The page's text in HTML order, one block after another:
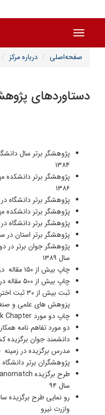
Toggle navigation
صفحه‌اصلی درباره مرکز
دستاوردهای
۱۳۸۴
۱۳۸۶
پژوهشگر برتر دانشگاه در
پژوهشگر برتر دانشکده
پژوهشگر برتر دانشگاه در
پژوهشگر برتر استان در سال
پژوهشگر جوان برتر در
سال ۱۳۸۹
چاپ بیش از ۱۵۰ مقاله در مجلات معتبر علمی و پژوهشی
چاپ بیش از ۵۰۰ مقاله در کنفرانس های ملی و بین اللملی
ثبت بیش از
پزوهش های علمی و
چاپ دو مورد Book Chapter به زبان انگلیسی
دو مورد تفاهم نامه
دانشمند جوان برگزیده
مدرس برگزیده در
پژوهشگران برتر
سال ۹۴
وازرت نیرو